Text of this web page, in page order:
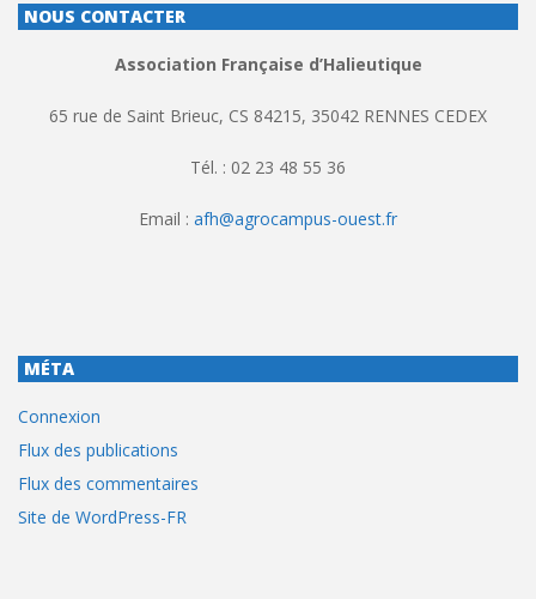
NOUS CONTACTER
Association Française d’Halieutique
65 rue de Saint Brieuc, CS 84215, 35042 RENNES CEDEX
Tél. : 02 23 48 55 36
Email : afh@agrocampus-ouest.fr
MÉTA
Connexion
Flux des publications
Flux des commentaires
Site de WordPress-FR